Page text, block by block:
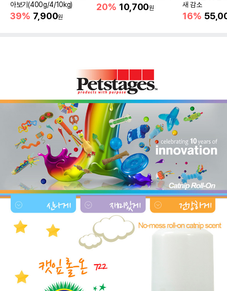
아보기(400g/4/10kg)
39% 7,900원
20% 10,700원
새 감소
16%